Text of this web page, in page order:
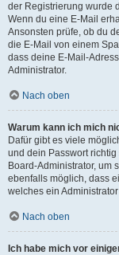
der Registrierung wurde
Wenn du eine E-Mail
Ansonsten prüfe, ob du
die E-Mail von einem
dass deine E-Mail-
Administrator.
Nach oben
Warum kann ich mich
Dafür gibt es viele
und dein Passwort
Board-Administrator, um
ebenfalls möglich, dass
welches ein
Nach oben
Ich habe mich vor